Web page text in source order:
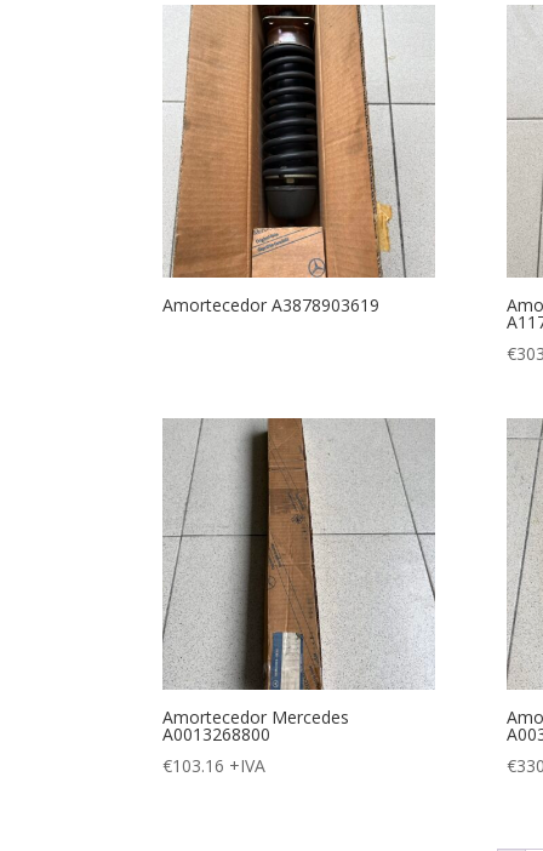
Amortecedor A3878903619
€
Amortecedor Mercedes
A0013268800
€103.16 +IVA
€